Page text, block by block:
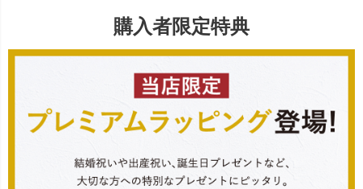
購入者限定特典